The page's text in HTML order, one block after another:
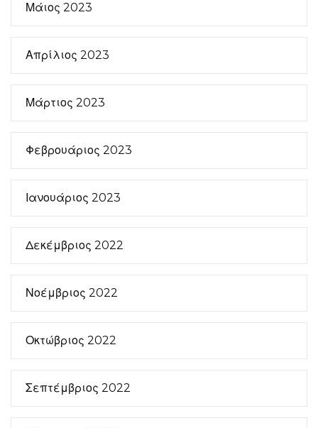
Μάιος 2023
Απρίλιος 2023
Μάρτιος 2023
Φεβρουάριος 2023
Ιανουάριος 2023
Δεκέμβριος 2022
Νοέμβριος 2022
Οκτώβριος 2022
Σεπτέμβριος 2022